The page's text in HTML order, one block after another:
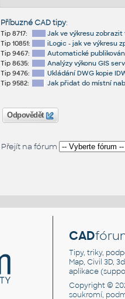
Příbuzné CAD tipy:
Tip 8717:
Jak ve výkresu
Tip 10851:
iLogic - jak ve výkresu
Tip 9467:
Automatické
Tip 8635:
Analýzy výkonu GIS
Tip 9476:
Ukládání DWG kopie
Tip 9582:
Jak přidat do místní
Odpovědět
Přejít na fórum
CAD
Tipy, triky,
Map, Civil 3D,
aplikace
Copyright ©
soukromí,